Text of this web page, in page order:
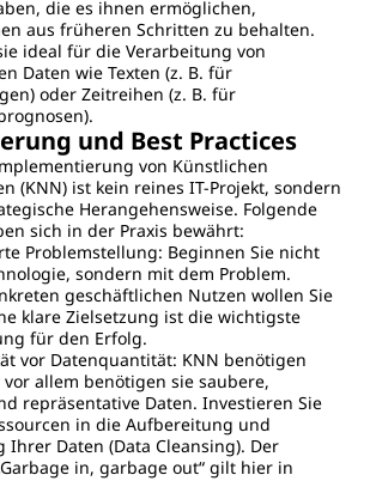
die es ihnen ermöglichen,
aus früheren Schritten zu behalten.
ideal für die Verarbeitung von
Daten wie Texten (z. B. für
oder Zeitreihen (z. B. für
und Best Practices
von Künstlichen
(KNN) ist kein reines IT-Projekt, sondern
Herangehensweise. Folgende
sich in der Praxis bewährt:
Problemstellung: Beginnen Sie nicht
sondern mit dem Problem.
geschäftlichen Nutzen wollen Sie
klare Zielsetzung ist die wichtigste
für den Erfolg.
vor Datenquantität: KNN benötigen
vor allem benötigen sie saubere,
repräsentative Daten. Investieren Sie
in die Aufbereitung und
Ihrer Daten (Data Cleansing). Der
in, garbage out“ gilt hier in